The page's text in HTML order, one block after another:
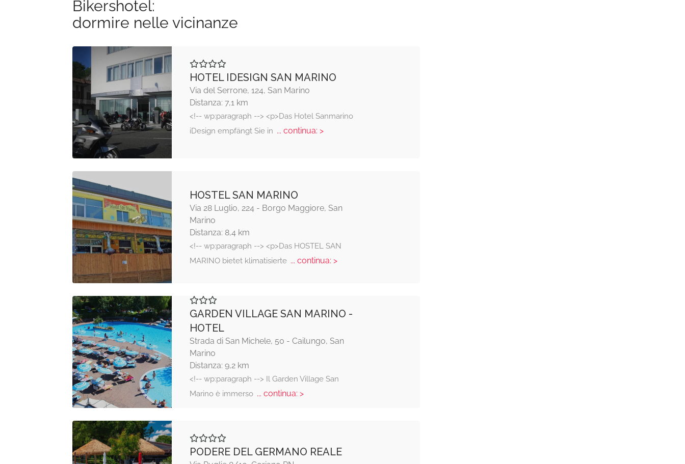
Bikershotel:
dormire nelle vicinanze
HOTEL IDESIGN SAN MARINO
Via del Serrone, 124, San Marino
Distanza: 7,1 km
<!-- wp:paragraph --> <p>Das Hotel Sanmarino
iDesign empfängt Sie in... continua: >
HOSTEL SAN MARINO
Via 28 Luglio, 224 - Borgo Maggiore, San
Marino
Distanza: 8,4 km
<!-- wp:paragraph --> <p>Das HOSTEL SAN
MARINO bietet klimatisierte... continua: >
GARDEN VILLAGE SAN MARINO -
HOTEL
Strada di San Michele, 50 - Cailungo, San
Marino
Distanza: 9,2 km
<!-- wp:paragraph --> Il Garden Village San
Marino è immerso... continua: >
PODERE DEL GERMANO REALE